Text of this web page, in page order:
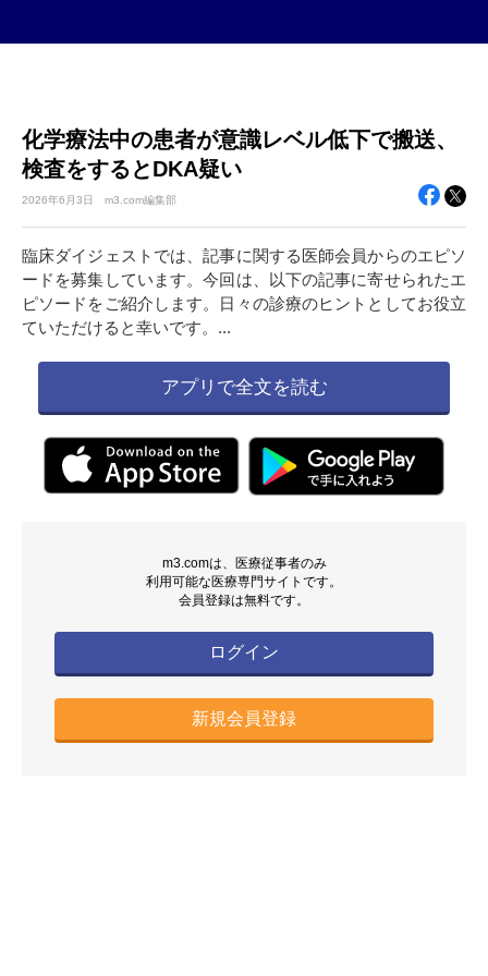
化学療法中の患者が意識レベル低下で搬送、
検査をするとDKA疑い
2026年6月3日 m3.com編集部
臨床ダイジェストでは、記事に関する医師会員からのエピソ
ードを募集しています。今回は、以下の記事に寄せられたエ
ピソードをご紹介します。日々の診療のヒントとしてお役立
ていただけると幸いです。...
アプリで全文を読む
m3.comは、医療従事者のみ
利用可能な医療専門サイトです。
会員登録は無料です。
ログイン
新規会員登録